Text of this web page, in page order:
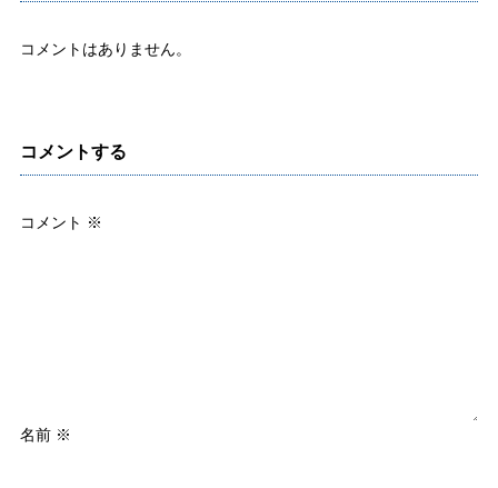
コメントはありません。
コメントする
コメント ※
名前 ※